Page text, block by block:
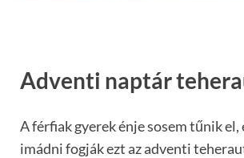
Adventi naptár
A férfiak gyerek énje sosem tűnik
imádni fogják ezt az adventi